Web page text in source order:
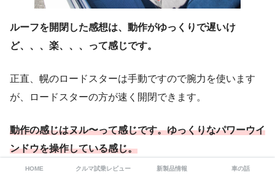
ルーフを開閉した感想は、動作がゆっくりで遅いけ
ど、、、楽、、、って感じです。
正直、幌のロードスターは手動ですので腕力を使います
が、ロードスターの方が速く開閉できます。
動作の感じはヌル〜って感じです。ゆっくりなパワーウイ
ンドウを操作している感じ。
HOME クルマ試乗レビュー 新製品情報 車の話